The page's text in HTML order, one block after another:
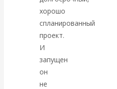
Может ли
Америка
покинуть НАТО?
хорошо
спланированный
проект.
И
запущен
он
не